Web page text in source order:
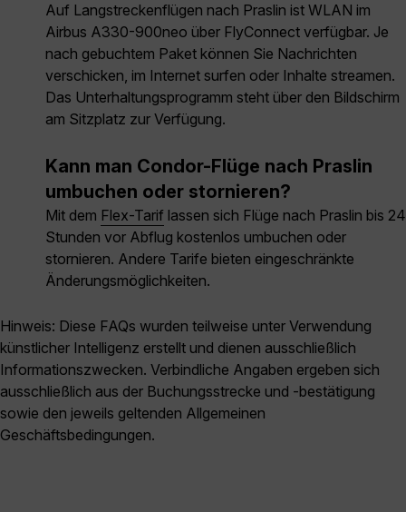
Auf Langstreckenflügen nach Praslin ist WLAN im
Airbus A330-900neo über FlyConnect verfügbar. Je
nach gebuchtem Paket können Sie Nachrichten
verschicken, im Internet surfen oder Inhalte streamen.
Das Unterhaltungsprogramm steht über den Bildschirm
am Sitzplatz zur Verfügung.
Kann man Condor-Flüge nach Praslin
umbuchen oder stornieren?
Mit dem Flex-Tarif lassen sich Flüge nach Praslin bis 24
Stunden vor Abflug kostenlos umbuchen oder
stornieren. Andere Tarife bieten eingeschränkte
Änderungsmöglichkeiten.
Hinweis: Diese FAQs wurden teilweise unter Verwendung
künstlicher Intelligenz erstellt und dienen ausschließlich
Informationszwecken. Verbindliche Angaben ergeben sich
ausschließlich aus der Buchungsstrecke und -bestätigung
sowie den jeweils geltenden Allgemeinen
Geschäftsbedingungen.